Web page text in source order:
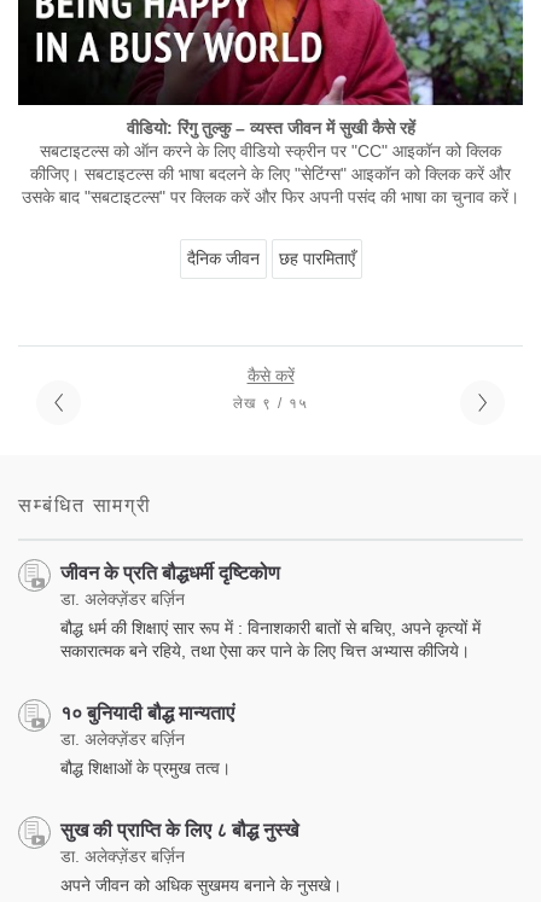
वीडियो: रिंगु तुल्कु – व्यस्त जीवन में सुखी कैसे रहें
सबटाइटल्स को ऑन करने के लिए वीडियो स्क्रीन पर "CC" आइकॉन को क्लिक
कीजिए। सबटाइटल्स की भाषा बदलने के लिए "सेटिंग्स" आइकॉन को क्लिक करें और
उसके बाद "सबटाइटल्स" पर क्लिक करें और फिर अपनी पसंद की भाषा का चुनाव करें।
दैनिक जीवन छह पारमिताएँ
कैसे करें
लेख ९ / १५
सम्बंधित सामग्री
जीवन के प्रति बौद्धधर्मी दृष्टिकोण
डा. अलेक्ज़ेंडर बर्ज़िन
बौद्ध धर्म की शिक्षाएं सार रूप में : विनाशकारी बातों से बचिए, अपने कृत्यों में
सकारात्मक बने रहिये, तथा ऐसा कर पाने के लिए चित्त अभ्यास कीजिये।
१० बुनियादी बौद्ध मान्यताएं
डा. अलेक्ज़ेंडर बर्ज़िन
बौद्ध शिक्षाओं के प्रमुख तत्व।
सुख की प्राप्ति के लिए ८ बौद्ध नुस्खे
डा. अलेक्ज़ेंडर बर्ज़िन
अपने जीवन को अधिक सुखमय बनाने के नुसखे।